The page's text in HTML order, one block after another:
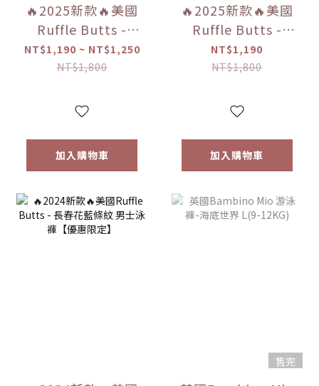
🔥2025新款🔥美國
Ruffle Butts -
「海軍藍/白色/薄荷
色/鯨魚之友」 長袖
定】
NT$1,190 ~ NT$1,250
NT$1,800
加入購物車
🔥2025新款🔥美國
Ruffle Butts -
「海濱條紋/綠紫拼
色/亮水綠色格紋/海
【優惠限定】
NT$1,190
NT$1,800
加入購物車
售完